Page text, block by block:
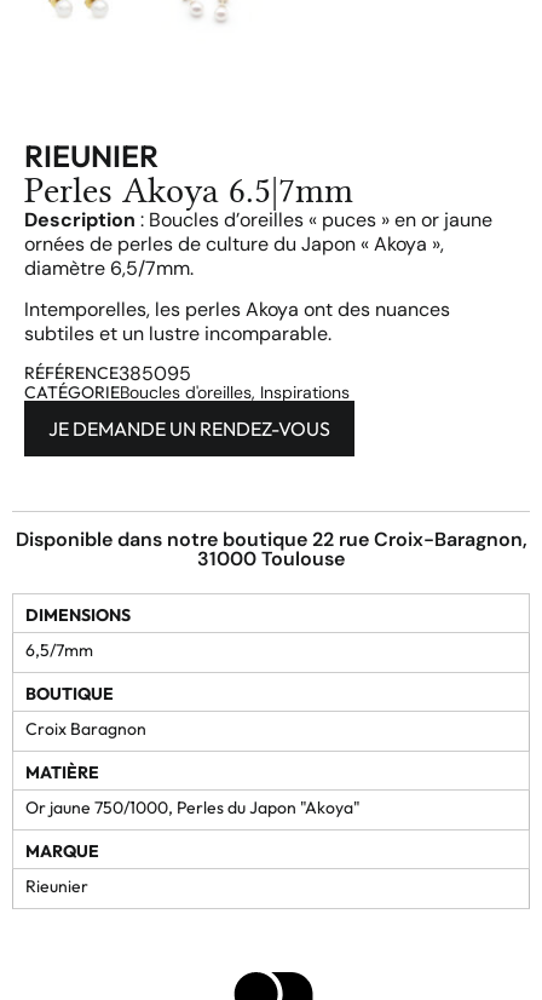
RIEUNIER
Perles Akoya 6.5|7mm
Description : Boucles d’oreilles « puces » en or jaune
ornées de perles de culture du Japon « Akoya »,
diamètre 6,5/7mm.
Intemporelles, les perles Akoya ont des nuances
subtiles et un lustre incomparable.
RÉFÉRENCE385095
CATÉGORIEBoucles d'oreilles, Inspirations
JE DEMANDE UN RENDEZ-VOUS
Disponible dans notre boutique 22 rue Croix-Baragnon,
31000 Toulouse
DIMENSIONS
6,5/7mm
BOUTIQUE
Croix Baragnon
MATIÈRE
Or jaune 750/1000, Perles du Japon "Akoya"
MARQUE
Rieunier